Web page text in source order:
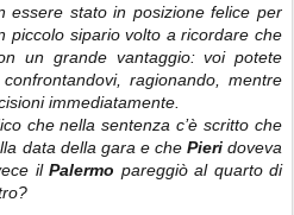
essere stato in posizione felice per
piccolo sipario volto a ricordare che
un grande vantaggio: voi potete
ragionando, mentre
immediatamente.
che nella sentenza c’è scritto che
data della gara e che Pieridoveva
ilPalermo pareggiò al quarto di